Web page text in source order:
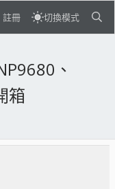
註冊 切換模式
、
箱